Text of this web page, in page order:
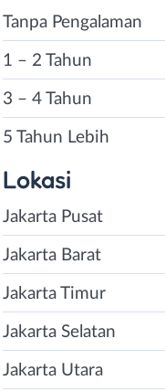
Tanpa Pengalaman
1 – 2 Tahun
3 – 4 Tahun
5 Tahun Lebih
Lokasi
Jakarta Pusat
Jakarta Barat
Jakarta Timur
Jakarta Selatan
Jakarta Utara